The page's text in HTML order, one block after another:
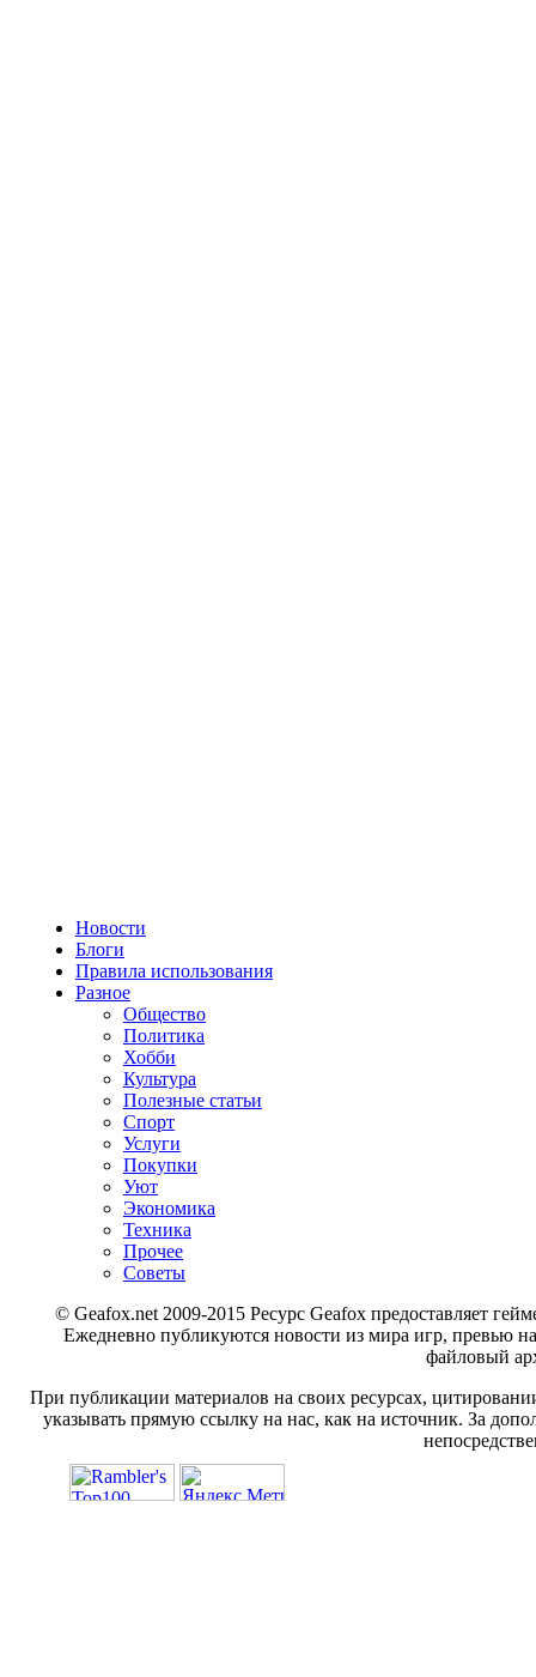
Новости
Блоги
Правила использования
Разное
Общество
Политика
Хобби
Культура
Полезные статьи
Спорт
Услуги
Покупки
Уют
Экономика
Техника
Прочее
Советы
© Geafox.net 2009-2015 Ресурс Geafox предоставляет
Ежедневно публикуются новости из мира игр, превью
файловый
При публикации материалов на своих ресурсах,
указывать прямую ссылку на нас, как на источник. За